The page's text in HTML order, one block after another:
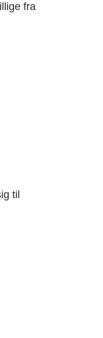
fra
til